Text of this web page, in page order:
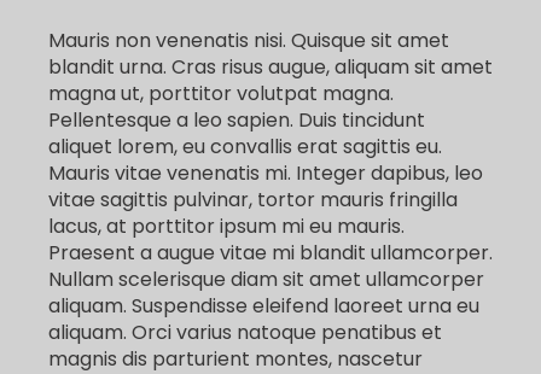
Mauris non venenatis nisi. Quisque sit amet
blandit urna. Cras risus augue, aliquam sit amet
magna ut, porttitor volutpat magna.
Pellentesque a leo sapien. Duis tincidunt
aliquet lorem, eu convallis erat sagittis eu.
Mauris vitae venenatis mi. Integer dapibus, leo
vitae sagittis pulvinar, tortor mauris fringilla
lacus, at porttitor ipsum mi eu mauris.
Praesent a augue vitae mi blandit ullamcorper.
Nullam scelerisque diam sit amet ullamcorper
aliquam. Suspendisse eleifend laoreet urna eu
aliquam. Orci varius natoque penatibus et
magnis dis parturient montes, nascetur